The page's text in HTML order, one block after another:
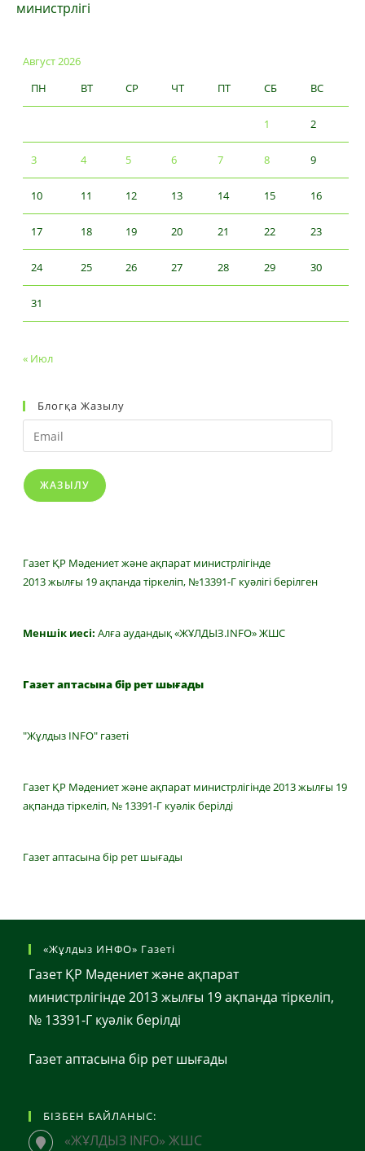
министрлігі
Август 2026
ПН
ВТ СР ЧТ ПТ СБ ВС
1 2
3 4 5 6 7 8 9
10 11 12 13 14 15 16
17 18 19 20 21 22 23
24 25 26 27 28 29 30
31
« Июл
Блогқа Жазылу
Email
ЖАЗЫЛУ
Газет ҚР Мәдениет және ақпарат министрлігінде
2013 жылғы 19 ақпанда тіркеліп, №13391-Г куәлігі берілген
Меншік иесі: Алға аудандық «ЖҰЛДЫЗ.INFO» ЖШС
Газет аптасына бір рет шығады
"Жұлдыз INFO" газеті
Газет ҚР Мәдениет және ақпарат министрлігінде 2013 жылғы 19
ақпанда тіркеліп, № 13391-Г куәлік берілді
Газет аптасына бір рет шығады
«Жұлдыз ИНФО» Газеті
Газет ҚР Мәдениет және ақпарат
министрлігінде 2013 жылғы 19 ақпанда тіркеліп,
№ 13391-Г куәлік берілді
Газет аптасына бір рет шығады
БІЗБЕН БАЙЛАНЫС:
«ЖҰЛДЫЗ INFO» ЖШС